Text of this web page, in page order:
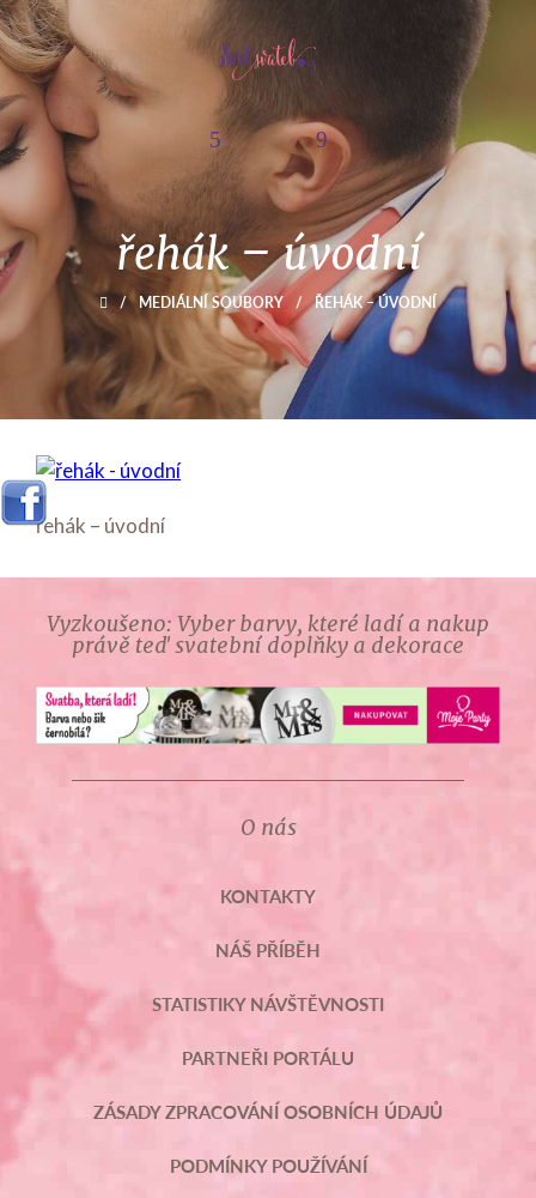
řehák – úvodní
/ MEDIÁLNÍ SOUBORY / ŘEHÁK – ÚVODNÍ
řehák – úvodní
Vyzkoušeno: Vyber barvy, které ladí a nakup
právě teď svatební doplňky a dekorace
O nás
KONTAKTY
NÁŠ PŘÍBĚH
STATISTIKY NÁVŠTĚVNOSTI
PARTNEŘI PORTÁLU
ZÁSADY ZPRACOVÁNÍ OSOBNÍCH ÚDAJŮ
PODMÍNKY POUŽÍVÁNÍ